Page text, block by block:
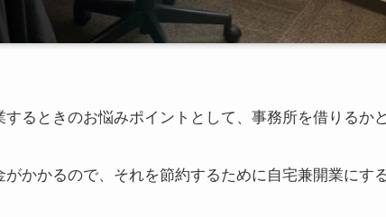
るときのお悩みポイントとして、事務所を借りるか
かかるので、それを節約するために自宅兼開業にす